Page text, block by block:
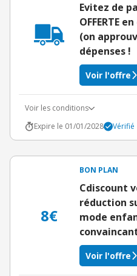
Evitez de
OFFERTE
(on
dépenses !
Voir l'offre
Voir les conditions
Expire le 01/01/2028
Vérifié
8€
BON PLAN
Cdiscount
réduction
mode
Voir l'offre